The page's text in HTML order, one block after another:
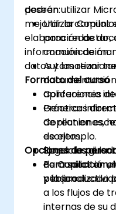
deseen utilizar
mejorar la
elaboración de
información de
datos y las
podrán:
Utilizar Copilot
para redactar,
comunicación.
Automatizar
aplicaciones
Generar
de reuniones,
escritos.
Seguir las
de Copilot en
público.
Formato del curso
Conferencia
Prácticas
Copilot en
de ejemplo.
Ejercicios
comunicación,
y la
Opciones de
Para solicitar
personalizada
a los flujos de
internas de su